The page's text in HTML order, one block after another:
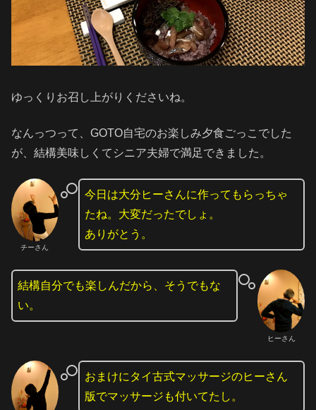
ゆっくりお召し上がりくださいね。
なんっつって、GOTO自宅のお楽しみ夕食ごっこでした
が、結構美味しくてシニア夫婦で満足できました。
チーさん
今日は大分ヒーさんに作ってもらっちゃ
たね。大変だったでしょ。
ありがとう。
ヒーさん
結構自分でも楽しんだから、そうでもな
い。
おまけにタイ古式マッサージのヒーさん
版でマッサージも付いてたし。